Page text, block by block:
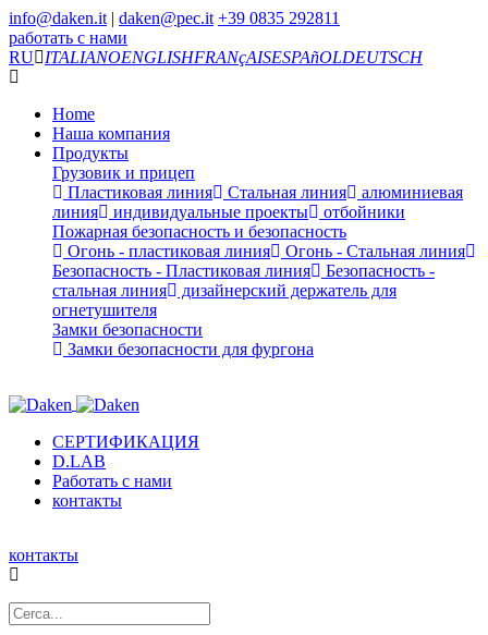
info@daken.it | daken@pec.it +39 0835 292811
работать с нами
RU
ITALIANOENGLISHFRANçAISESPAñOLDEUTSCH
Home
Наша компания
Продукты
Грузовик и прицеп
Пластиковая линия
Стальная линия
алюминиевая
линия
индивидуальные проекты
отбойники
Пожарная безопасность и безопасность
Огонь - пластиковая линия
Огонь - Стальная линия
Безопасность - Пластиковая линия
Безопасность -
стальная линия
дизайнерский держатель для
огнетушителя
Замки безопасности
Замки безопасности для фургона
СЕРТИФИКАЦИЯ
D.LAB
Работать с нами
контакты
контакты